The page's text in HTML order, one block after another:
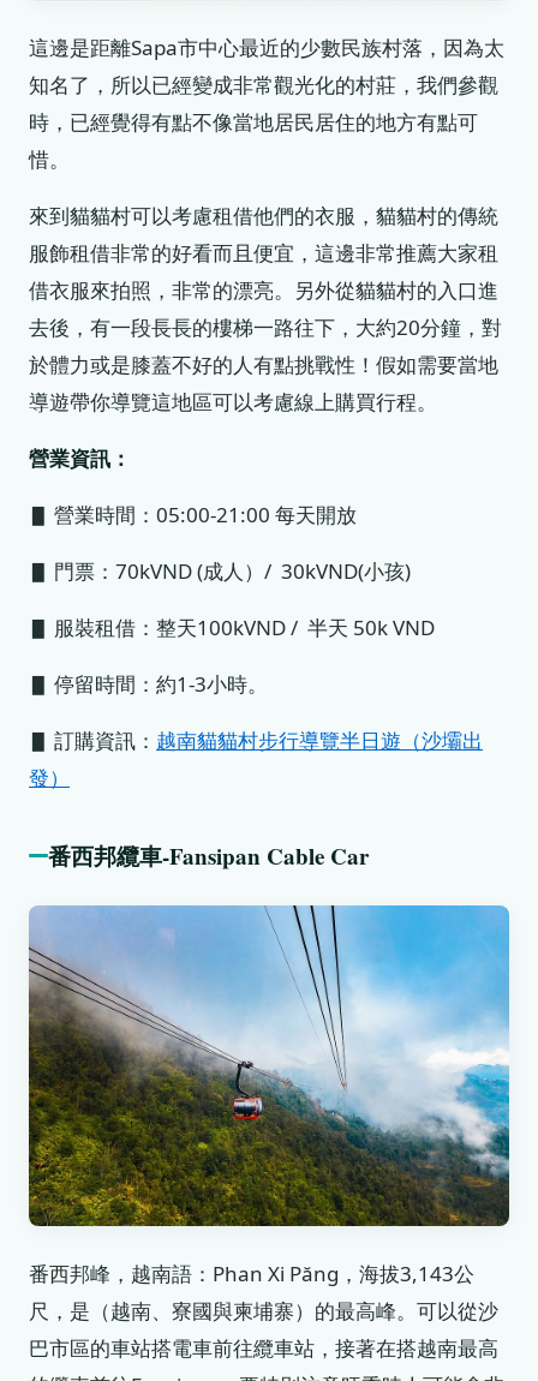
這邊是距離Sapa市中心最近的少數民族村落，因為太
知名了，所以已經變成非常觀光化的村莊，我們參觀
時，已經覺得有點不像當地居民居住的地方有點可
惜。
來到貓貓村可以考慮租借他們的衣服，貓貓村的傳統
服飾租借非常的好看而且便宜，這邊非常推薦大家租
借衣服來拍照，非常的漂亮。另外從貓貓村的入口進
去後，有一段長長的樓梯一路往下，大約20分鐘，對
於體力或是膝蓋不好的人有點挑戰性！假如需要當地
導遊帶你導覽這地區可以考慮線上購買行程。
營業資訊：
▋ 營業時間：05:00-21:00 每天開放
▋ 門票：70kVND (成人）/ 30kVND(小孩)
▋ 服裝租借：整天100kVND / 半天 50k VND
▋ 停留時間：約1-3小時。
▋ 訂購資訊： 越南貓貓村步行導覽半日遊（沙壩出
發）
番西邦纜車-Fansipan Cable Car
番西邦峰，越南語：Phan Xi Păng，海拔3,143公
尺，是（越南、寮國與柬埔寨）的最高峰。可以從沙
巴市區的車站搭電車前往纜車站，接著在搭越南最高